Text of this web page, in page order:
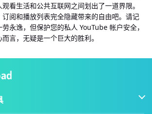
看生活和公共互联网之间划出了一道界限。
阅和播放列表完全隐藏带来的自由吧。请记
永逸，但保护您的私人 YouTube 帐户安全，
言，无疑是一个巨大的胜利。